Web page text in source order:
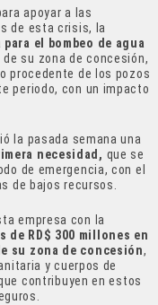
apoyar a las
de esta crisis, la
el bombeo de agua
su zona de concesión,
procedente de los pozos
periodo, con un impacto
la pasada semana una
necesidad, que se
de emergencia, con el
de bajos recursos.
empresa con la
de RD$ 300 millones en
su zona de concesión,
y cuerpos de
contribuyen en estos